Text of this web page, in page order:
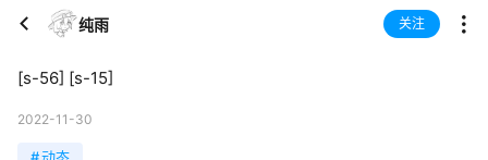
纯雨 关注
[s-56] [s-15]
2022-11-30